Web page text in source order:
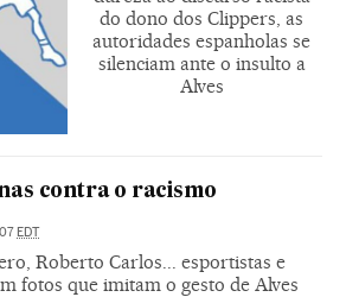
do dono dos Clippers, as
autoridades espanholas se
silenciam ante o insulto a
Alves
contra o racismo
EDT
Roberto Carlos... esportistas e
fotos que imitam o gesto de Alves